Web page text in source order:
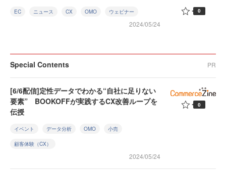
EC ニュース CX OMO ウェビナー
2024/05/24
0
Special Contents PR
[6/6配信]定性データでわかる“自社に足りない
要素” BOOKOFFが実践するCX改善ループを
伝授
イベント データ分析 OMO 小売
顧客体験（CX）
2024/05/24
0